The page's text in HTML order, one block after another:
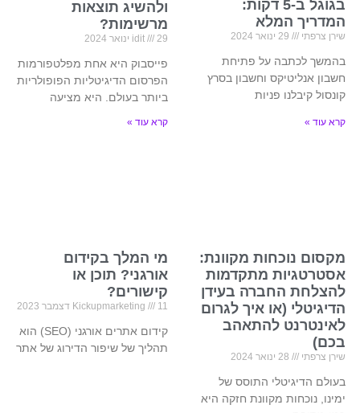
בגוגל ב-5 דקות:
המדריך המלא
שירן צרפתי
בהמשך לכתבה על פתיחת
חשבון אנליטיקס וחשבון בסרץ
קונסול קיבלנו פניות
קרא עוד »
ולהשיג תוצאות
מרשימות?
idit 29 ינואר 2024
פייסבוק היא אחת מפלטפורמות
הפרסום הדיגיטליות הפופולריות
ביותר בעולם. היא מציעה
קרא עוד »
מקסום נוכחות מקוונת:
אסטרטגיות מתקדמות
להצלחת החברה בעידן
הדיגיטלי (או איך לגרום
לאינטרנט להתאהב
בכם)
שירן צרפתי
בעולם הדיגיטלי התוסס של
ימינו, נוכחות מקוונת חזקה היא
מי המלך בקידום
אורגני? תוכן או
קישורים?
Kickupmarketing 11 דצמבר 2023
קידום אתרים אורגני (SEO) הוא
תהליך של שיפור הדירוג של אתר